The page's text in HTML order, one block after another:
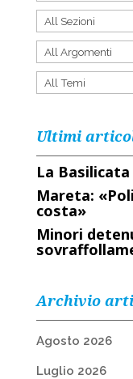
Ultimi
La
Mareta:
costa»
Minori
Archivio
Agosto 2026
Luglio 2026